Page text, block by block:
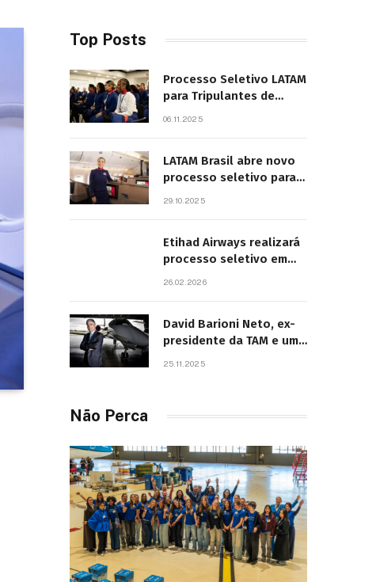
Top Posts
Processo Seletivo LATAM
para Tripulantes de
06.11.2025
LATAM Brasil abre novo
processo seletivo para
29.10.2025
Etihad Airways realizará
processo seletivo em
26.02.2026
David Barioni Neto, ex-
presidente da TAM e um
25.11.2025
Não Perca